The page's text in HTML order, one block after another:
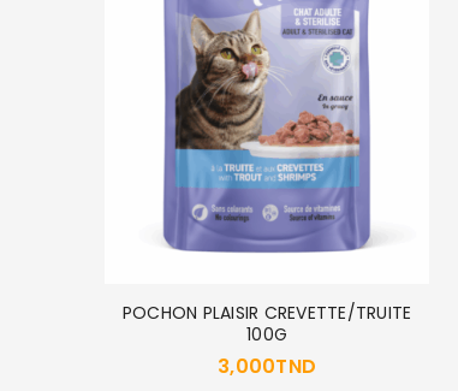
POCHON PLAISIR CREVETTE/TRUITE
100G
3,000TND